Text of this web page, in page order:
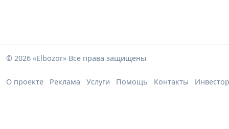
© 2026 «Elbozor» Все права защищены
О проекте Реклама Услуги Помощь Контакты